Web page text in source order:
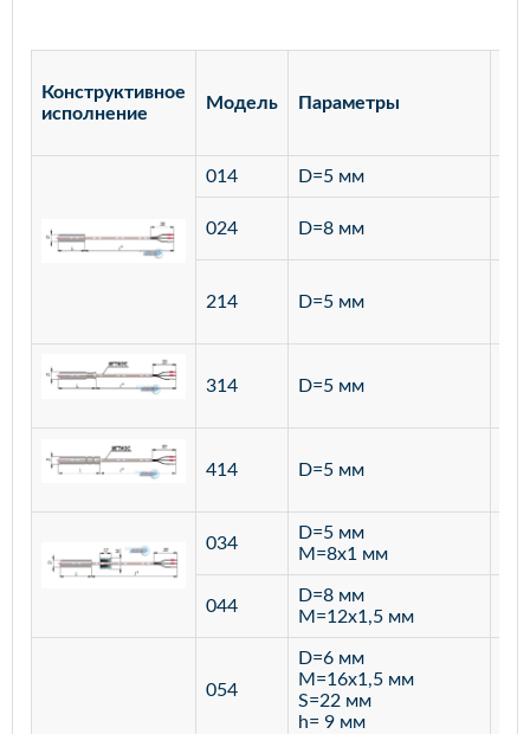
Конструктивное
исполнение
Модель Параметры
014 D=5 мм
024 D=8 мм
214 D=5 мм
314 D=5 мм
414 D=5 мм
034
D=5 мм
M=8х1 мм
044
D=8 мм
M=12х1,5 мм
054
D=6 мм
M=16х1,5 мм
S=22 мм
h= 9 мм